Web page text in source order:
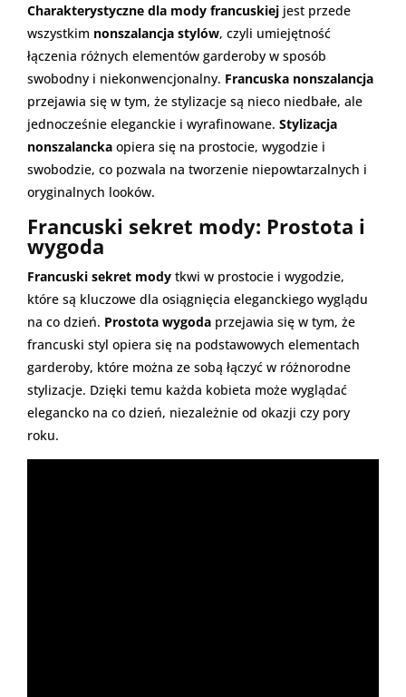
Charakterystyczne dla mody francuskiej jest przede
wszystkim nonszalancja stylów, czyli umiejętność
łączenia różnych elementów garderoby w sposób
swobodny i niekonwencjonalny. Francuska nonszalancja
przejawia się w tym, że stylizacje są nieco niedbałe, ale
jednocześnie eleganckie i wyrafinowane. Stylizacja
nonszalancka opiera się na prostocie, wygodzie i
swobodzie, co pozwala na tworzenie niepowtarzalnych i
oryginalnych looków.
Francuski sekret mody: Prostota i
wygoda
Francuski sekret mody tkwi w prostocie i wygodzie,
które są kluczowe dla osiągnięcia eleganckiego wyglądu
na co dzień. Prostota wygoda przejawia się w tym, że
francuski styl opiera się na podstawowych elementach
garderoby, które można ze sobą łączyć w różnorodne
stylizacje. Dzięki temu każda kobieta może wyglądać
elegancko na co dzień, niezależnie od okazji czy pory
roku.